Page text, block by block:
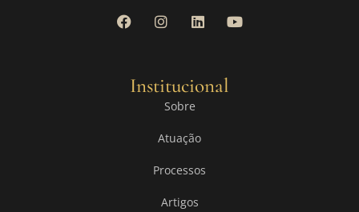
Institucional
Sobre
Atuação
Processos
Artigos